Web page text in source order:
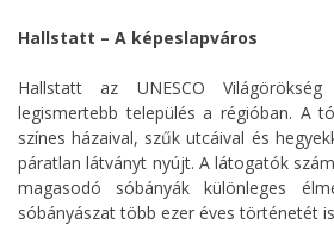
Hallstatt – A képeslapváros
Hallstatt az UNESCO
legismertebb település a régióban. A
színes házaival, szűk utcáival és
páratlan látványt nyújt. A látogatók
magasodó sóbányák különleges
sóbányászat több ezer éves történetét